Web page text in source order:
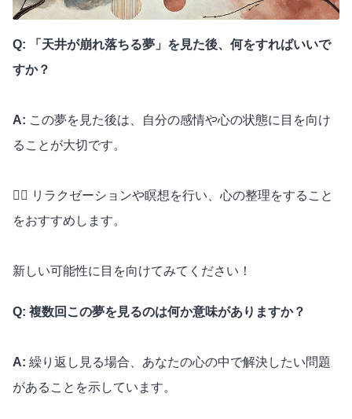
Q: 「天井が崩れ落ちる夢」を見た後、何をすればいいで
すか？
A: この夢を見た後は、自分の感情や心の状態に目を向け
ることが大切です。
🧘‍♀️ リラクゼーションや瞑想を行い、心の整理をすること
をおすすめします。
新しい可能性に目を向けてみてください！
Q: 複数回この夢を見るのは何か意味がありますか？
A: 繰り返し見る場合、あなたの心の中で解決したい問題
があることを示しています。